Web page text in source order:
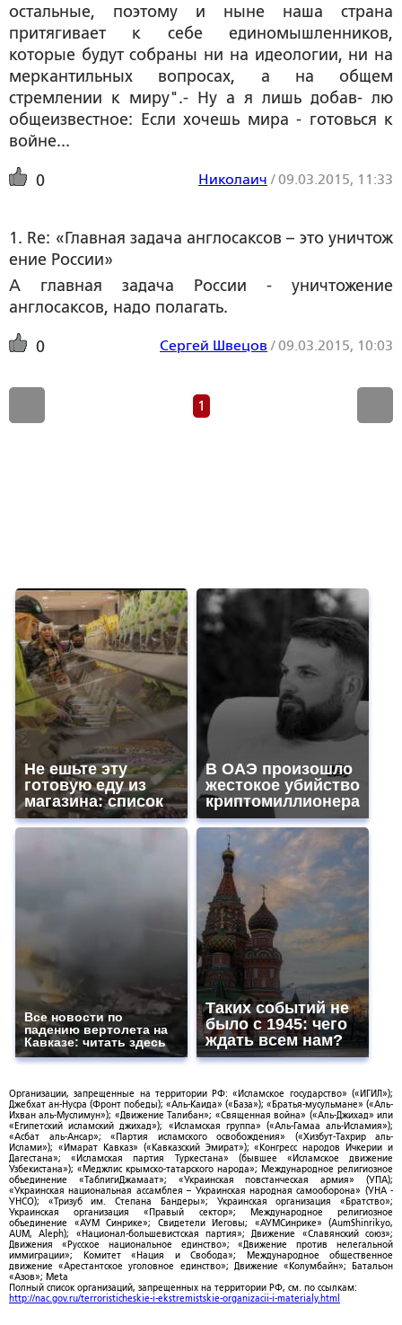
остальные, поэтому и ныне наша страна
притягивает к себе единомышленников,
которые будут собраны ни на идеологии, ни на
меркантильных вопросах, а на общем
стремлении к миру".- Ну а я лишь добав- лю
общеизвестное: Если хочешь мира - готовься к
войне...
0 Николаич /09.03.2015, 11:33
1. Re: «Главная задача англосаксов – это уничтож
ение России»
А главная задача России - уничтожение
англосаксов, надо полагать.
0 Сергей Швецов /09.03.2015, 10:03
1
Не ешьте эту
готовую еду из
магазина: список
В ОАЭ произошло
жестокое убийство
криптомиллионера
Все новости по
падению вертолета на
Кавказе: читать здесь
Таких событий не
было с 1945: чего
ждать всем нам?
Организации, запрещенные на территории РФ: «Исламское государство» («ИГИЛ»);
Джебхат ан-Нусра (Фронт победы); «Аль-Каида» («База»); «Братья-мусульмане» («Аль-
Ихван аль-Муслимун»); «Движение Талибан»; «Священная война» («Аль-Джихад» или
«Египетский исламский джихад»); «Исламская группа» («Аль-Гамаа аль-Исламия»);
«Асбат аль-Ансар»; «Партия исламского освобождения» («Хизбут-Тахрир аль-
Ислами»); «Имарат Кавказ» («Кавказский Эмират»); «Конгресс народов Ичкерии и
Дагестана»; «Исламская партия Туркестана» (бывшее «Исламское движение
Узбекистана»); «Меджлис крымско-татарского народа»; Международное религиозное
объединение «ТаблигиДжамаат»; «Украинская повстанческая армия» (УПА);
«Украинская национальная ассамблея – Украинская народная самооборона» (УНА -
УНСО); «Тризуб им. Степана Бандеры»; Украинская организация «Братство»;
Украинская организация «Правый сектор»; Международное религиозное
объединение «АУМ Синрике»; Свидетели Иеговы; «АУМСинрике» (AumShinrikyo,
AUM, Aleph); «Национал-большевистская партия»; Движение «Славянский союз»;
Движения «Русское национальное единство»; «Движение против нелегальной
иммиграции»; Комитет «Нация и Свобода»; Международное общественное
движение «Арестантское уголовное единство»; Движение «Колумбайн»; Батальон
«Азов»; Meta
Полный список организаций, запрещенных на территории РФ, см. по ссылкам:
http://nac.gov.ru/terroristicheskie-i-ekstremistskie-organizacii-i-materialy.html